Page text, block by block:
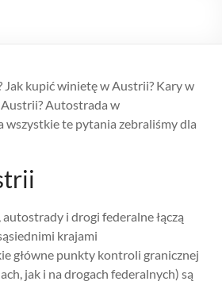
Jak kupić winietę w Austrii? Kary w
Autostrada w
wszystkie te pytania zebraliśmy dla
i drogi federalne łączą
krajami
główne punkty kontroli granicznej
jak i na drogach federalnych) są